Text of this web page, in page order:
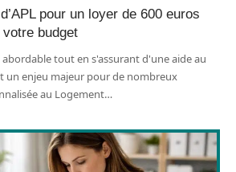
pour un loyer de 600 euros
budget
tout en s'assurant d'une aide au
un enjeu majeur pour de nombreux
au Logement…